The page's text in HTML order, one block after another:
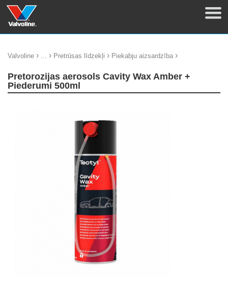
Valvoline › ... › Pretrūsas līdzekļi › Piekabju aizsardzība ›
Pretorozijas aerosols Cavity Wax Amber +
Piederumi 500ml